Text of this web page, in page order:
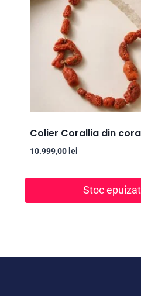
Colier Corallia din
10.999,00 lei
Stoc epuizat